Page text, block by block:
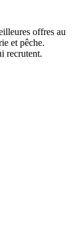
offres au
et pêche.
recrutent.